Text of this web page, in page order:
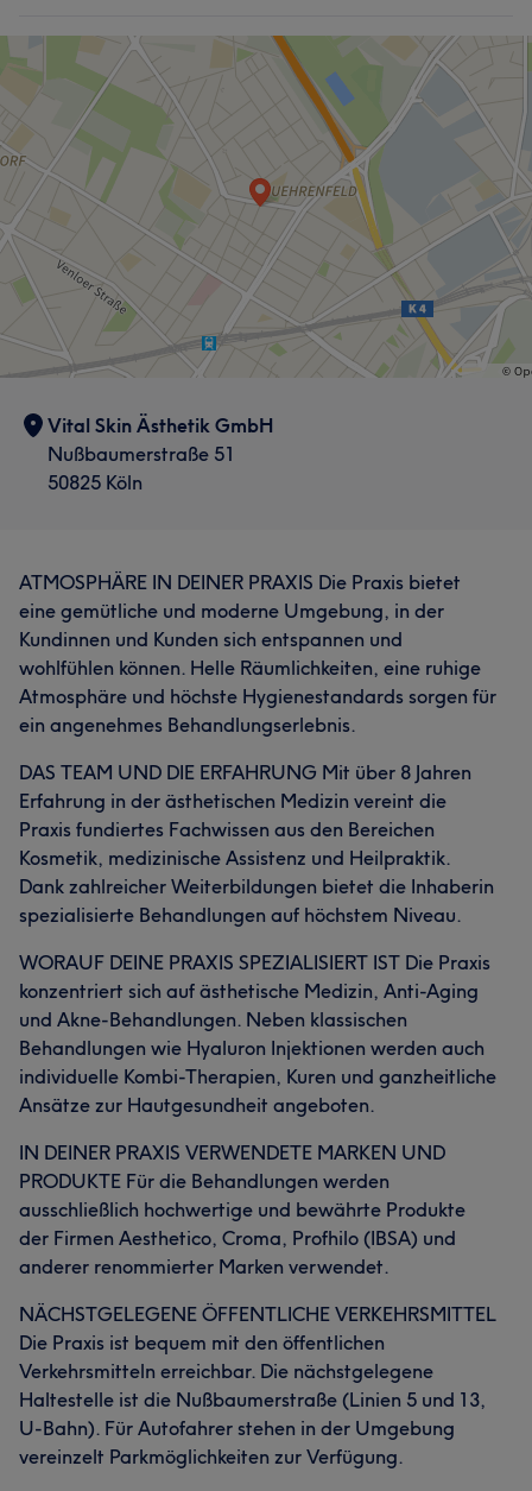
Vital Skin Ästhetik GmbH
Nußbaumerstraße 51
50825 Köln
ATMOSPHÄRE IN DEINER PRAXIS Die Praxis bietet
eine gemütliche und moderne Umgebung, in der
Kundinnen und Kunden sich entspannen und
wohlfühlen können. Helle Räumlichkeiten, eine ruhige
Atmosphäre und höchste Hygienestandards sorgen für
ein angenehmes Behandlungserlebnis.
DAS TEAM UND DIE ERFAHRUNG Mit über 8 Jahren
Erfahrung in der ästhetischen Medizin vereint die
Praxis fundiertes Fachwissen aus den Bereichen
Kosmetik, medizinische Assistenz und Heilpraktik.
Dank zahlreicher Weiterbildungen bietet die Inhaberin
spezialisierte Behandlungen auf höchstem Niveau.
WORAUF DEINE PRAXIS SPEZIALISIERT IST Die Praxis
konzentriert sich auf ästhetische Medizin, Anti-Aging
und Akne-Behandlungen. Neben klassischen
Behandlungen wie Hyaluron Injektionen werden auch
individuelle Kombi-Therapien, Kuren und ganzheitliche
Ansätze zur Hautgesundheit angeboten.
IN DEINER PRAXIS VERWENDETE MARKEN UND
PRODUKTE Für die Behandlungen werden
ausschließlich hochwertige und bewährte Produkte
der Firmen Aesthetico, Croma, Profhilo (IBSA) und
anderer renommierter Marken verwendet.
NÄCHSTGELEGENE ÖFFENTLICHE VERKEHRSMITTEL
Die Praxis ist bequem mit den öffentlichen
Verkehrsmitteln erreichbar. Die nächstgelegene
Haltestelle ist die Nußbaumerstraße (Linien 5 und 13,
U-Bahn). Für Autofahrer stehen in der Umgebung
vereinzelt Parkmöglichkeiten zur Verfügung.